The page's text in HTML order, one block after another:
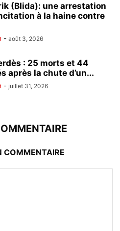
(Blida): une arrestation
à la haine contre
- août 3, 2026
: 25 morts et 44
après la chute d’un...
- juillet 31, 2026
COMMENTAIRE